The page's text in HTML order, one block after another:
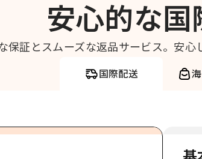
安心的な国
保証とスムーズな返品サービス。安
国際配送